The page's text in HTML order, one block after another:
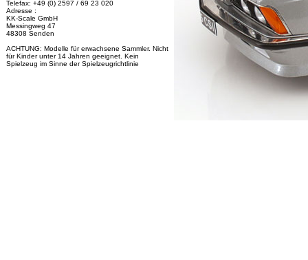
Telefax: +49 (0) 2597 / 69 23 020
Adresse :
KK-Scale GmbH
Messingweg 47
48308 Senden
ACHTUNG: Modelle für erwachsene Sammler. Nicht
für Kinder unter 14 Jahren geeignet. Kein
Spielzeug im Sinne der Spielzeugrichtlinie